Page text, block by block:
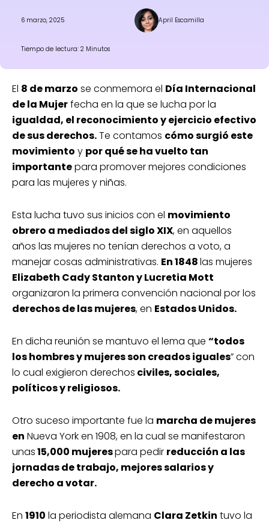
6 marzo, 2025 April Escamilla
Tiempo de lectura: 2 Minutos
El 8 de marzo se conmemora el Día Internacional
de la Mujerfecha en la que se lucha por la
igualdad, el reconocimiento y ejercicio efectivo
de sus derechos.Te contamos cómo surgió este
movimiento y por qué se ha vuelto tan
importantepara promover mejores condiciones
para las mujeres y niñas.
Esta lucha tuvo sus inicios con el movimiento
obrero a mediados del siglo XIX, en aquellos
años las mujeres no tenían derechos a voto, a
manejar cosas administrativas. En 1848las mujeres
Elizabeth Cady Stanton y Lucretia Mott
organizaron la primera convención nacional por los
derechos de las mujeres, en Estados Unidos.
En dicha reunión se mantuvo el lema que “todos
los hombres y mujeres son creados iguales” con
lo cual exigieron derechos civiles, sociales,
políticos y religiosos.
Otro suceso importante fue la marcha de mujeres
en Nueva York en 1908, en la cual se manifestaron
unas15,000 mujerespara pedir reducción a las
jornadas de trabajo, mejores salarios y
derecho a votar.
En 1910 la periodista alemana Clara Zetkin tuvo la